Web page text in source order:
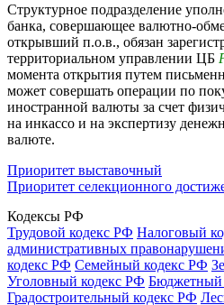
Структурное подразделение
банка, совершающее валютно-
открывший п.о.в., обязан
территориальном управлении ЦБ
момента открытия путем
может совершать операции по
иностранной валюты за счет
на инкассо и на экспертизу
валюте.
Приоритет выставочный
Приоритет селекционного
Кодексы РФ
Трудовой кодекс РФ Налоговый
административных
кодекс РФ Семейный кодекс РФ
Уголовный кодекс РФ Бюджетный
Градостроительный кодекс РФ